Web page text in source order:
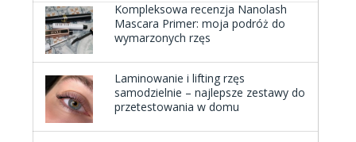
Kompleksowa recenzja Nanolash
Mascara Primer: moja podróż do
wymarzonych rzęs
Laminowanie i lifting rzęs
samodzielnie – najlepsze zestawy do
przetestowania w domu